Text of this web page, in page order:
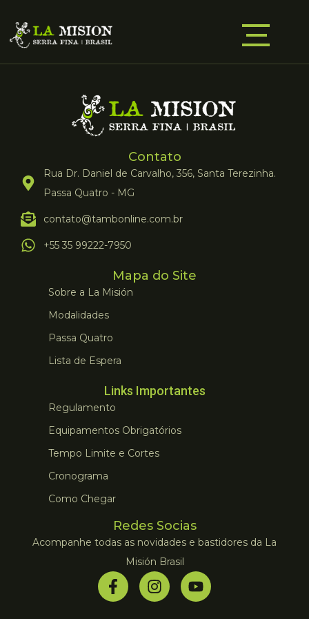
Contato
Rua Dr. Daniel de Carvalho, 356, Santa Terezinha.
Passa Quatro - MG
contato@tambonline.com.br
+55 35 99222-7950
Mapa do Site
Sobre a La Misión
Modalidades
Passa Quatro
Lista de Espera
Links Importantes
Regulamento
Equipamentos Obrigatórios
Tempo Limite e Cortes
Cronograma
Como Chegar
Redes Socias
Acompanhe todas as novidades e bastidores da La
Misión Brasil